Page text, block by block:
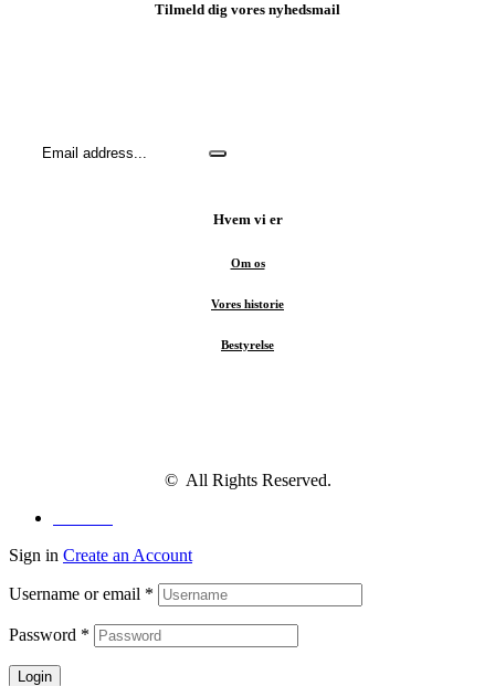
Tilmeld dig vores nyhedsmail
Hvem vi er
Om os
Vores historie
Bestyrelse
© All Rights Reserved.
Sign in Create an Account
Username or email *
Password *
Login